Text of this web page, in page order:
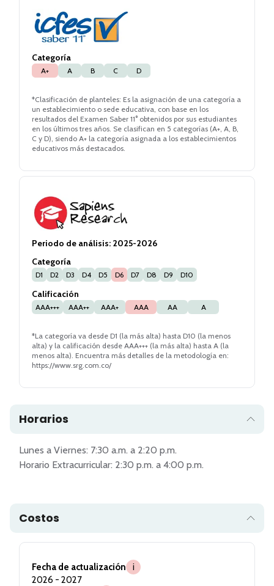
Categoría
A+ A B C D
*Clasificación de planteles: Es la asignación de una categoría a
un establecimiento o sede educativa, con base en los
resultados del Examen Saber 11° obtenidos por sus estudiantes
en los últimos tres años. Se clasifican en 5 categorías (A+, A, B,
C y D), siendo A+ la categoría asignada a los establecimientos
educativos más destacados.
Periodo de análisis: 2025-2026
Categoría
D1 D2 D3 D4 D5 D6 D7 D8 D9 D10
Calificación
AAA+++ AAA++ AAA+ AAA AA A
*La categoría va desde D1 (la más alta) hasta D10 (la menos
alta) y la calificación desde AAA+++ (la más alta) hasta A (la
menos alta). Encuentra más detalles de la metodología en:
https://www.srg.com.co/
Horarios
Lunes a Viernes: 7:30 a.m. a 2:20 p.m.
Horario Extracurricular: 2:30 p.m. a 4:00 p.m.
Costos
Fecha de actualización
i
2026 - 2027